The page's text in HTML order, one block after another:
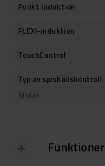
Punkt induktion
FLEXI-induktion
TouchControl
Typ av spishällskontroll
Slider
Funktioner